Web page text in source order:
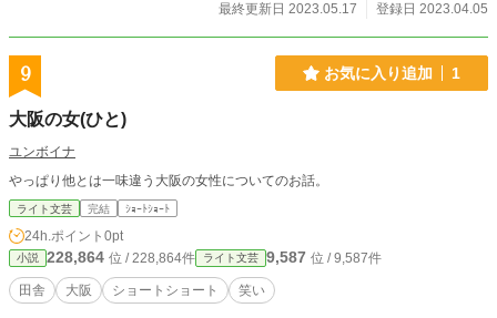
最終更新日 2023.05.17
登録日 2023.04.05
9 お気に入り追加 1
大阪の女(ひと)
ユンボイナ
やっぱり他とは一味違う大阪の女性についてのお話。
ライト文芸 完結 ｼｮｰﾄｼｮｰﾄ
24h.ポイント 0pt
小説 228,864 位 / 228,864件 ライト文芸 9,587 位 / 9,587件
田舎 大阪 ショートショート 笑い